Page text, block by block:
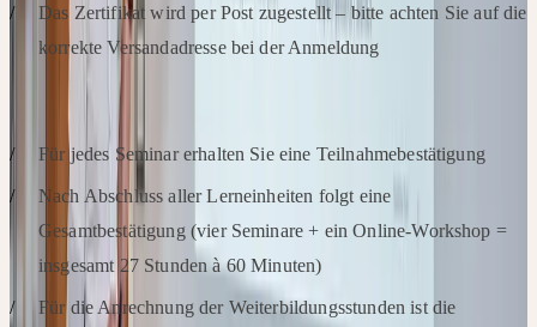
Das Zertifikat wird per Post zugestellt – bitte achten Sie auf die
korrekte Versandadresse bei der Anmeldung
Für jedes Seminar erhalten Sie eine Teilnahmebestätigung
Nach Abschluss aller Lerneinheiten folgt eine
Gesamtbestätigung (vier Seminare + ein Online-Workshop =
insgesamt 27 Stunden à 60 Minuten)
Für die Anrechnung der Weiterbildungsstunden ist die